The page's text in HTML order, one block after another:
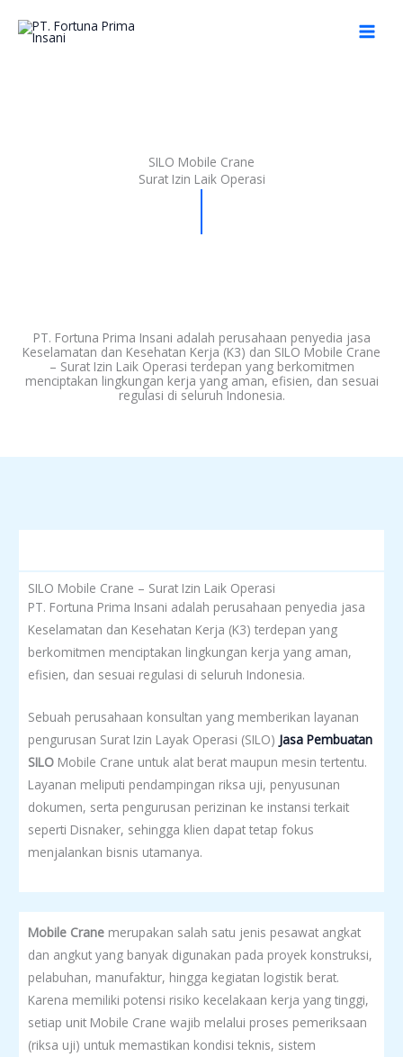
SILO Mobile Crane
Surat Izin Laik Operasi
PT. Fortuna Prima Insani adalah perusahaan penyedia jasa
Keselamatan dan Kesehatan Kerja (K3) dan SILO Mobile Crane
– Surat Izin Laik Operasi terdepan yang berkomitmen
menciptakan lingkungan kerja yang aman, efisien, dan sesuai
regulasi di seluruh Indonesia.
SILO Mobile Crane – Surat Izin Laik Operasi
PT. Fortuna Prima Insani adalah perusahaan penyedia jasa
Keselamatan dan Kesehatan Kerja (K3) terdepan yang
berkomitmen menciptakan lingkungan kerja yang aman,
efisien, dan sesuai regulasi di seluruh Indonesia.
Sebuah perusahaan konsultan yang memberikan layanan
pengurusan Surat Izin Layak Operasi (SILO) Jasa Pembuatan
SILO Mobile Crane untuk alat berat maupun mesin tertentu.
Layanan meliputi pendampingan riksa uji, penyusunan
dokumen, serta pengurusan perizinan ke instansi terkait
seperti Disnaker, sehingga klien dapat tetap fokus
menjalankan bisnis utamanya.
Mobile Crane merupakan salah satu jenis pesawat angkat
dan angkut yang banyak digunakan pada proyek konstruksi,
pelabuhan, manufaktur, hingga kegiatan logistik berat.
Karena memiliki potensi risiko kecelakaan kerja yang tinggi,
setiap unit Mobile Crane wajib melalui proses pemeriksaan
(riksa uji) untuk memastikan kondisi teknis, sistem